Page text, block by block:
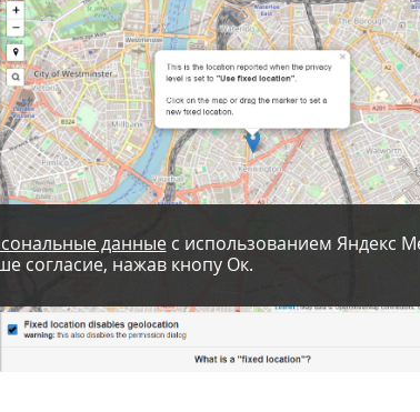
данныес использованием Яндекс
согласие, нажав кнопу Ок.